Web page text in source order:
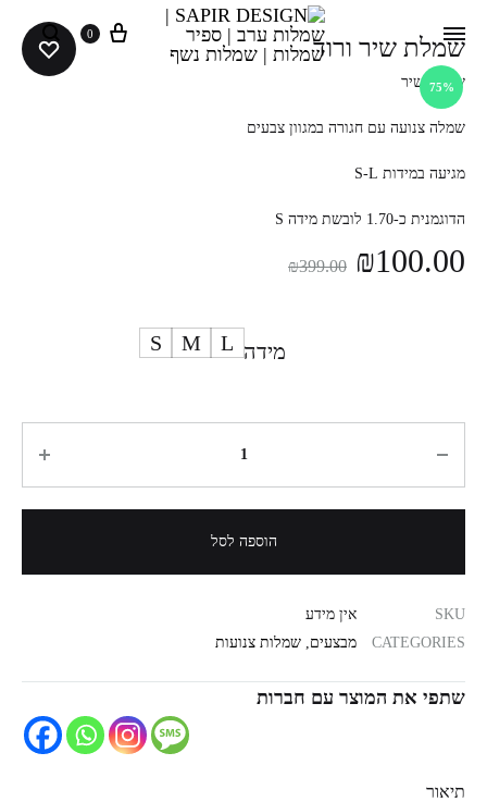
0
75%
שמלת שיר ורוד
שמלת שיר
שמלה צנועה עם חגורה במגוון צבעים
מגיעה במידות S-L
הדוגמנית כ-1.70 לובשת מידה S
₪100.00
₪399.00
מידה L
M
S
הוספה לסל
SKU
אין מידע
CATEGORIES
מבצעים, שמלות צנועות
שתפי את המוצר עם חברות
תיאור